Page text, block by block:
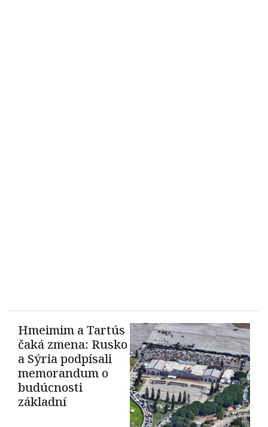
Hmeimim a Tartús
čaká zmena: Rusko
a Sýria podpísali
memorandum o
budúcnosti
základní